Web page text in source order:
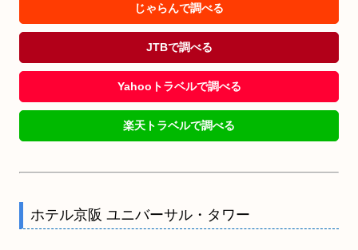
じゃらんで調べる
JTBで調べる
Yahooトラベルで調べる
楽天トラベルで調べる
ホテル京阪 ユニバーサル・タワー